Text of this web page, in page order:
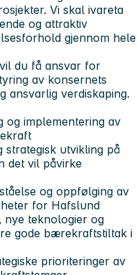
Vi skal ivareta
og attraktiv
gjennom hele
du få ansvar for
av konsernets
ansvarlig verdiskaping.
og implementering av
strategisk utvikling på
det vil påvirke
og oppfølging av
for Hafslund
nye teknologier og
gode bærekraftstiltak i
prioriteringer av